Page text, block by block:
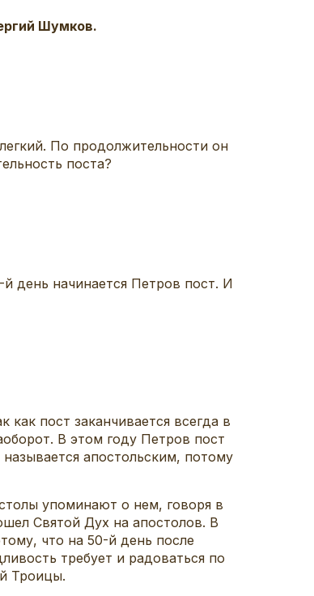
Шумков.
По продолжительности он
поста?
день начинается Петров пост. И
пост заканчивается всегда в
В этом году Петров пост
апостольским, потому
упоминают о нем, говоря в
Святой Дух на апостолов. В
что на 50-й день после
требует и радоваться по
Троицы.